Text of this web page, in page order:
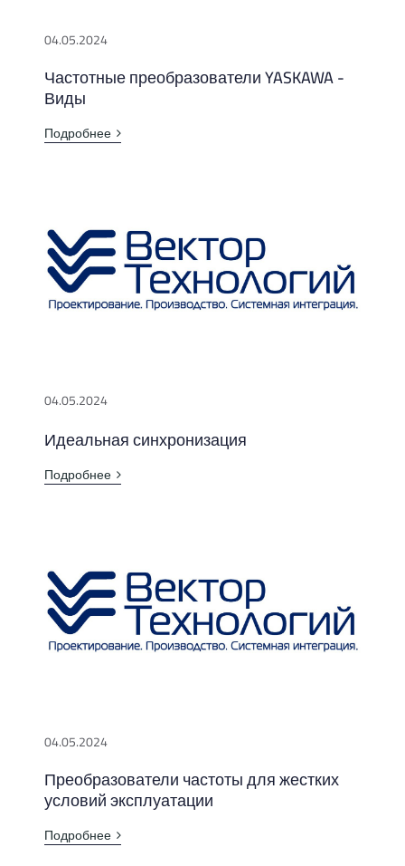
04.05.2024
Частотные преобразователи YASKAWA -
Виды
Подробнее
04.05.2024
Идеальная синхронизация
Подробнее
04.05.2024
Преобразователи частоты для жестких
условий эксплуатации
Подробнее